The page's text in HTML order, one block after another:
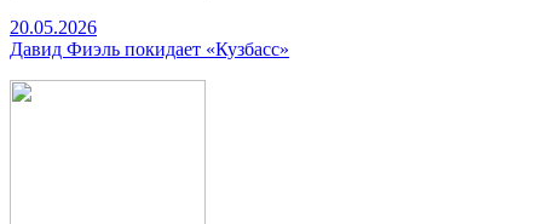
20.05.2026
Давид Фиэль покидает «Кузбасс»